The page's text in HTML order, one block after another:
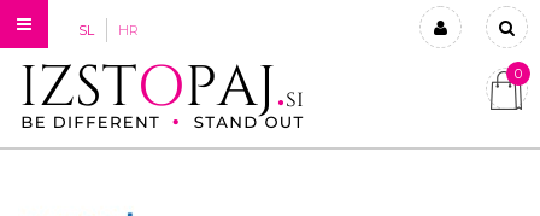
SL HR
Prijavi se
0